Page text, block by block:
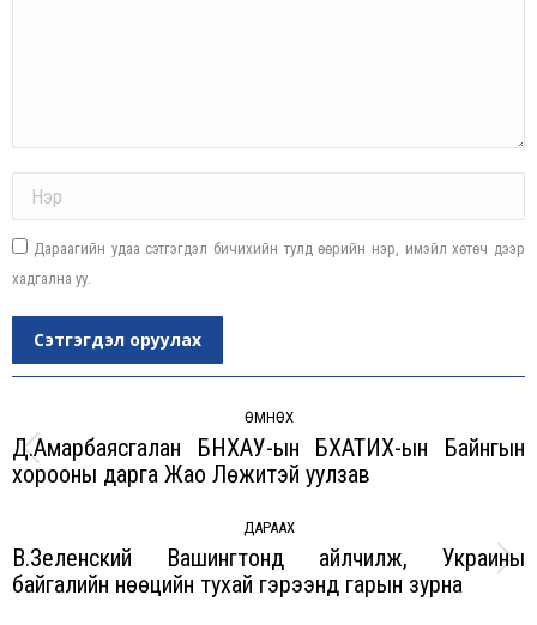
Дараагийн удаа сэтгэгдэл бичихийн тулд өөрийн нэр, имэйл хөтөч дээр
хадгална уу.
Сэтгэгдэл оруулах
ӨМНӨХ
Previous
Д.Амарбаясгалан БНХАУ-ын БХАТИХ-ын Байнгын
хорооны дарга Жао Лөжитэй уулзав
ДАРААХ
Next
post:
В.Зеленский Вашингтонд айлчилж, Украины
байгалийн нөөцийн тухай гэрээнд гарын зурна